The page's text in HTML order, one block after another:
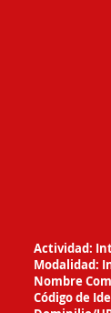
Actividad:
Modalidad:
Nombre
Código de